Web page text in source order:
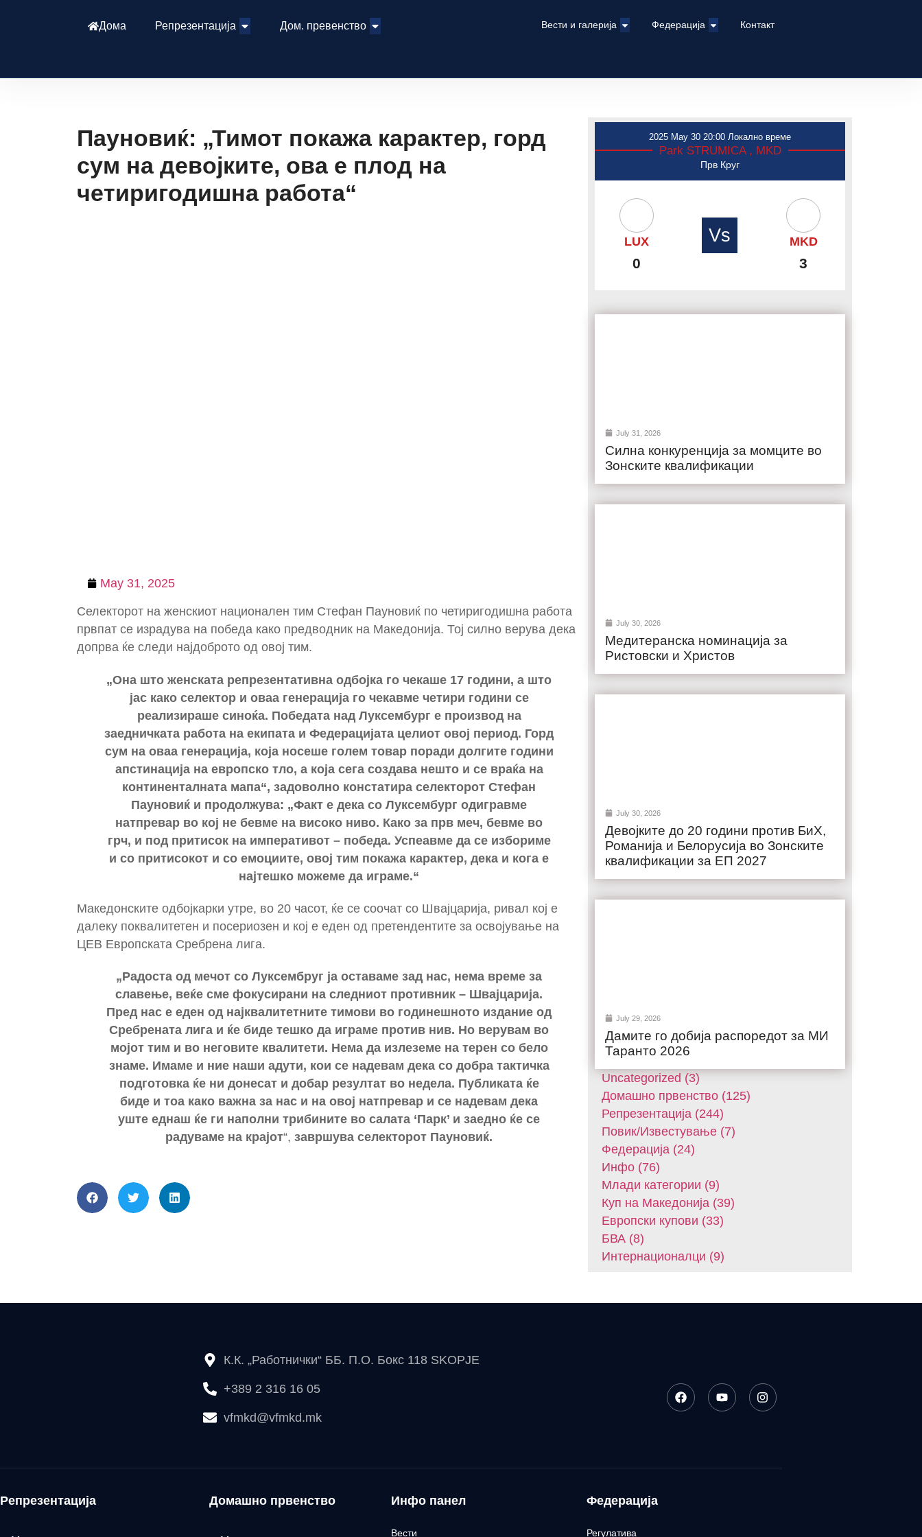
Дома Репрезентација Дом. превенство Вести и галерија Федерација Контакт
Пауновиќ: „Тимот покажа карактер, горд
сум на девојките, ова е плод на
четиригодишна работа“
May 31, 2025
Селекторот на женскиот национален тим Стефан Пауновиќ по четиригодишна работа
првпат се израдува на победа како предводник на Македонија. Тој силно верува дека
допрва ќе следи најдоброто од овој тим.
„Она што женската репрезентативна одбојка го чекаше 17 години, а што
јас како селектор и оваа генерација го чекавме четири години се
реализираше синоќа. Победата над Луксембург е производ на
заедничката работа на екипата и Федерацијата целиот овој период. Горд
сум на оваа генерација, која носеше голем товар поради долгите години
апстинација на европско тло, а која сега создава нешто и се враќа на
континенталната мапа“, задоволно констатира селекторот Стефан
Пауновиќ и продолжува: „Факт е дека со Луксембург одигравме
натпревар во кој не бевме на високо ниво. Како за прв меч, бевме во
грч, и под притисок на императивот – победа. Успеавме да се избориме
и со притисокот и со емоциите, овој тим покажа карактер, дека и кога е
најтешко можеме да играме.“
Македонските одбојкарки утре, во 20 часот, ќе се соочат со Швајцарија, ривал кој е
далеку поквалитетен и посериозен и кој е еден од претендентите за освојување на
ЦЕВ Европската Сребрена лига.
„Радоста од мечот со Луксембруг ја оставаме зад нас, нема време за
славење, веќе сме фокусирани на следниот противник – Швајцарија.
Пред нас е еден од најквалитетните тимови во годинешното издание од
Сребрената лига и ќе биде тешко да играме против нив. Но верувам во
мојот тим и во неговите квалитети. Нема да излеземе на терен со бело
знаме. Имаме и ние наши адути, кои се надевам дека со добра тактичка
подготовка ќе ни донесат и добар резултат во недела. Публиката ќе
биде и тоа како важна за нас и на овој натпревар и се надевам дека
уште еднаш ќе ги наполни трибините во салата ‘Парк’ и заедно ќе се
радуваме на крајот“, завршува селекторот Пауновиќ.
2025 May 30 20:00 Локално време
Park STRUMICA , MKD
Прв Круг
LUX
0
Vs MKD
3
July 31, 2026
Силна конкуренција за момците во
Зонските квалификации
July 30, 2026
Медитеранска номинација за
Ристовски и Христов
July 30, 2026
Девојките до 20 години против БиХ,
Романија и Белорусија во Зонските
квалификации за ЕП 2027
July 29, 2026
Дамите го добија распоредот за МИ
Таранто 2026
Uncategorized (3)
Домашнo првенство (125)
Репрезентација (244)
Повик/Известување (7)
Федерација (24)
Инфо (76)
Млади категории (9)
Куп на Македонија (39)
Европски купови (33)
БВА (8)
Интернационалци (9)
К.К. „Работнички“ ББ. П.О. Бокс 118 SKOPJE
+389 2 316 16 05
vfmkd@vfmkd.mk
Репрезентација Домашно првенство Инфо панел
Вести
Федерација
Регулатива